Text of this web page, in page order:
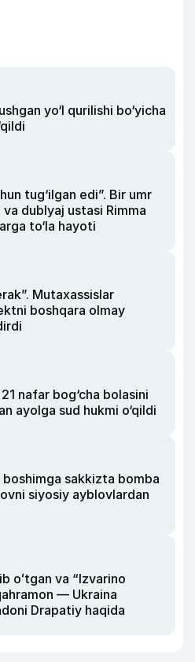
yo‘l qurilishi bo‘yicha
tug‘ilgan edi”. Bir umr
dublyaj ustasi Rimma
to‘la hayoti
Mutaxassislar
boshqara olmay
nafar bog‘cha bolasini
ayolga sud hukmi o‘qildi
boshimga sakkizta bomba
siyosiy ayblovlardan
oʻtgan va “Izvarino
— Ukraina
Drapatiy haqida